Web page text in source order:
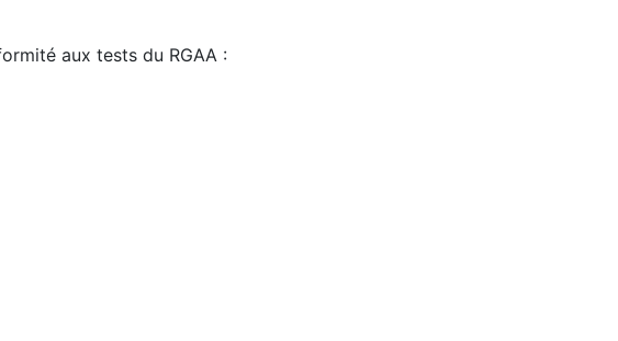
aux tests du RGAA :